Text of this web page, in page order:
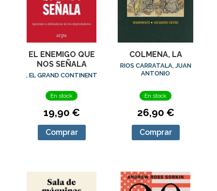
EL ENEMIGO QUE
NOS SEÑALA
, EL GRAND CONTINENT
En stock
19,90 €
Comprar
COLMENA, LA
RIOS CARRATALA, JUAN
ANTONIO
En stock
26,90 €
Comprar